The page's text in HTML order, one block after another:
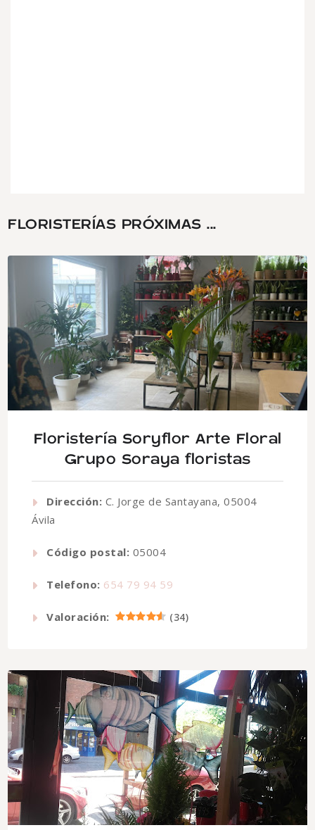
FLORISTERÍAS PRÓXIMAS ...
Floristería Soryflor Arte Floral
Grupo Soraya floristas
Dirección: C. Jorge de Santayana, 05004
Ávila
Código postal: 05004
Telefono: 654 79 94 59
Valoración: (34)